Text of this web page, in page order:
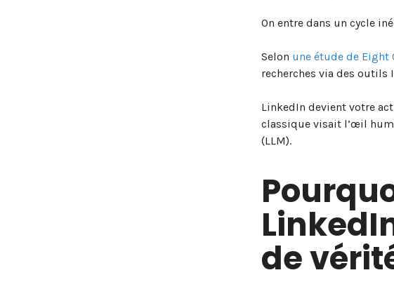
On entre dans un cycle
Selon une étude de Eight
recherches via des
LinkedIn devient votre
classique visait l’œil
(LLM).
de